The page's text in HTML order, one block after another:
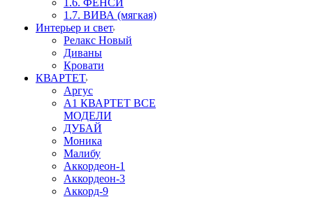
1.7. ВИВА (мягкая)
Интерьер и свет
Релакс Новый
Диваны
Кровати
КВАРТЕТ
Аргус
А1 КВАРТЕТ ВСЕ
МОДЕЛИ
ДУБАЙ
Моника
Малибу
Аккордеон-1
Аккордеон-3
Аккорд-9